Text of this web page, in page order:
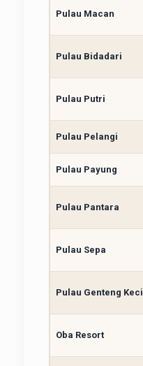
Pulau Macan
Pulau Bidadari
Pulau Putri
Pulau Pelangi
Pulau Payung
Pulau Pantara
Pulau Sepa
Pulau Genteng Kecil
Oba Resort